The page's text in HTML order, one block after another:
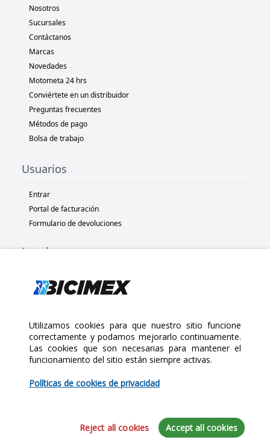
$1,960.00
Iniciar sesión
Nosotros
Sucursales
Contáctanos
Marcas
Novedades
Motometa 24 hrs
Conviértete en un distribuidor
Preguntas frecuentes
Métodos de pago
Bolsa de trabajo
Usuarios
Entrar
Portal de facturación
Formulario de devoluciones
Legal
Políticas de privacidad
Políticas de devolución
Copyright 2025 Bicimex®. All rights reserved. Today is Miércoles,
Agosto 5, 2026
Utilizamos cookies para que nuestro sitio funcione
correctamente y podamos mejorarlo continuamente.
Las cookies que son necesarias para mantener el
funcionamiento del sitio están siempre activas.
Políticas de cookies de privacidad
Reject all cookies Accept all cookies